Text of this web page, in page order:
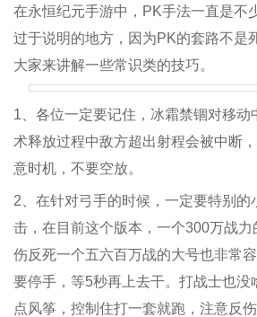
在永恒纪元手游中，PK手法一直是不
过于说明的地方，因为PK的套路不是
大家来讲解一些常识类的技巧。
1、各位一定要记住，冰霜禁锢对移动
术释放过程中敌方超出射程会被中断
意时机，不要空放。
2、在针对弓手的时候，一定要特别的
击，在目前这个版本，一个300万战力
伤反死一个五六百万战的大号也非常
要停手，等5秒再上去干。打战士也没
点风筝，控制住打一套就跑，注意反